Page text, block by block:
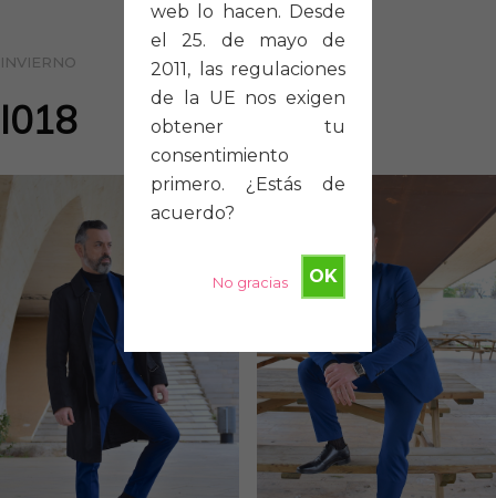
web lo hacen. Desde
el 25. de mayo de
2011, las regulaciones
de la UE nos exigen
obtener tu
consentimiento
primero. ¿Estás de
acuerdo?
OK
No gracias
INVIERNO
I018